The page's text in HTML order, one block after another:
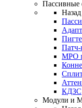
Пассивные
Назад
MPO
КДЗС
Модули и